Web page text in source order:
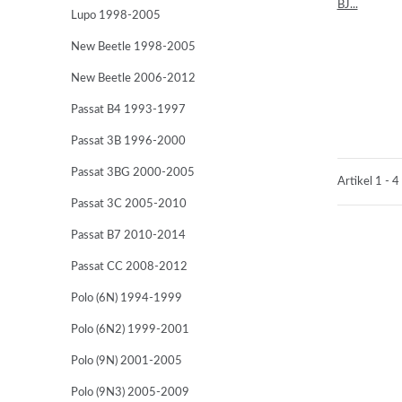
Artikel 1 - 4
Lupo 1998-2005
New Beetle 1998-2005
New Beetle 2006-2012
Passat B4 1993-1997
Passat 3B 1996-2000
Passat 3BG 2000-2005
Passat 3C 2005-2010
Passat B7 2010-2014
Passat CC 2008-2012
Polo (6N) 1994-1999
Polo (6N2) 1999-2001
Polo (9N) 2001-2005
Polo (9N3) 2005-2009